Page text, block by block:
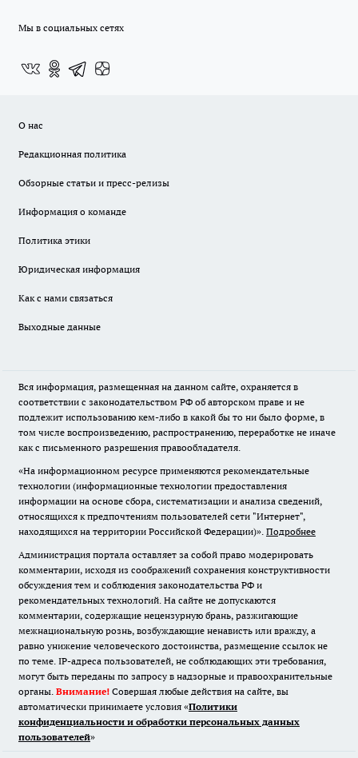
Мы в социальных сетях
О нас
Редакционная политика
Обзорные статьи и пресс-релизы
Информация о команде
Политика этики
Юридическая информация
Как с нами связаться
Выходные данные
Вся информация, размещенная на данном сайте, охраняется в
соответствии с законодательством РФ об авторском праве и не
подлежит использованию кем-либо в какой бы то ни было форме, в
том числе воспроизведению, распространению, переработке не иначе
как с письменного разрешения правообладателя.
«На информационном ресурсе применяются рекомендательные
технологии (информационные технологии предоставления
информации на основе сбора, систематизации и анализа сведений,
относящихся к предпочтениям пользователей сети "Интернет",
находящихся на территории Российской Федерации)». Подробнее
Администрация портала оставляет за собой право модерировать
комментарии, исходя из соображений сохранения конструктивности
обсуждения тем и соблюдения законодательства РФ и
рекомендательных технологий. На сайте не допускаются
комментарии, содержащие нецензурную брань, разжигающие
межнациональную рознь, возбуждающие ненависть или вражду, а
равно унижение человеческого достоинства, размещение ссылок не
по теме. IP-адреса пользователей, не соблюдающих эти требования,
могут быть переданы по запросу в надзорные и правоохранительные
органы. Внимание! Совершая любые действия на сайте, вы
автоматически принимаете условия «Политики
конфиденциальности и обработки персональных данных
пользователей»